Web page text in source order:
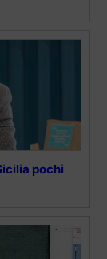
pochi